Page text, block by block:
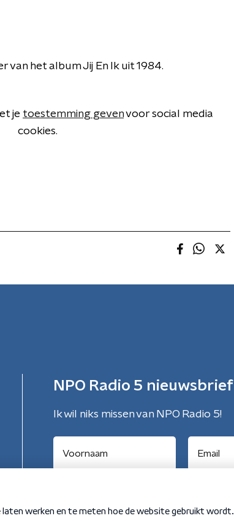
van het album Jij En Ik uit 1984.
je toestemming gevenvoor social media
cookies.
NPO Radio 5 nieuwsbrief
Ik wil niks missen van NPO Radio 5!